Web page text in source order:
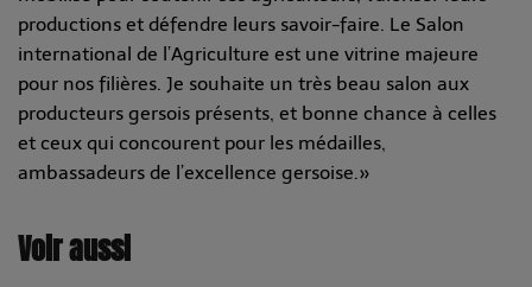
productions et défendre leurs savoir-faire. Le Salon
international de l’Agriculture est une vitrine majeure
pour nos filières. Je souhaite un très beau salon aux
producteurs gersois présents, et bonne chance à celles
et ceux qui concourent pour les médailles,
ambassadeurs de l’excellence gersoise.»
Voir aussi